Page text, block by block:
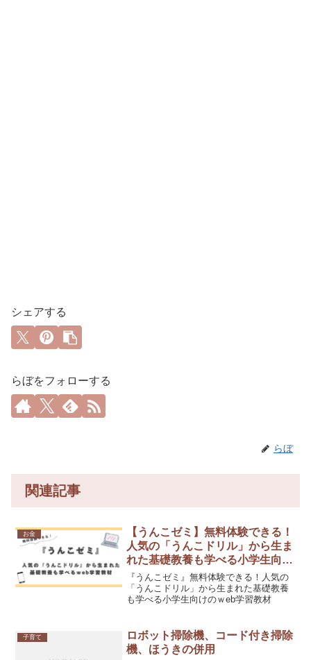
シェアする
らぼをフォローする
らぼ
関連記事
お金
【うんこゼミ】無料体験できる！
人気の「うんこドリル」から生ま
れた基礎教養も学べる小学生向け
のｗeb学習教材
『うんこゼミ』無料体験できる！人気の
「うんこドリル」から生まれた基礎教養
も学べる小学生向けのｗeb学習教材
子育て
ロボット掃除機、コード付き掃除
機、ほうきの併用